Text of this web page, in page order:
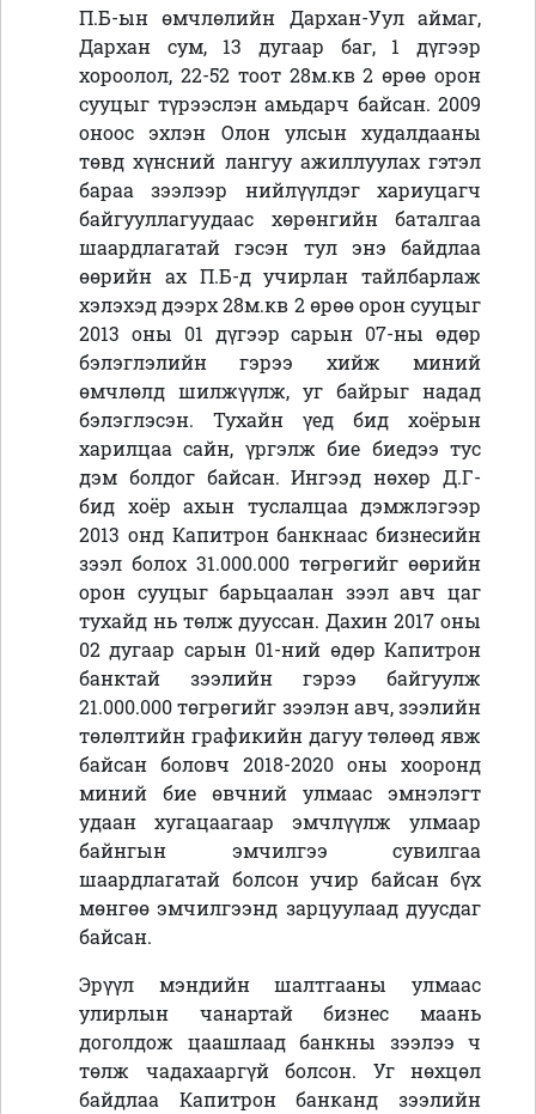
П.Б-ын өмчлөлийн Дархан-Уул аймаг,
Дархан сум, 13 дугаар баг, 1 дүгээр
хороолол, 22-52 тоот 28м.кв 2 өрөө орон
сууцыг түрээслэн амьдарч байсан. 2009
оноос эхлэн Олон улсын худалдааны
төвд хүнсний лангуу ажиллуулах гэтэл
бараа зээлээр нийлүүлдэг хариуцагч
байгууллагуудаас хөрөнгийн баталгаа
шаардлагатай гэсэн тул энэ байдлаа
өөрийн ах П.Б-д учирлан тайлбарлаж
хэлэхэд дээрх 28м.кв 2 өрөө орон сууцыг
2013 оны 01 дүгээр сарын 07-ны өдөр
бэлэглэлийн гэрээ хийж миний
өмчлөлд шилжүүлж, уг байрыг надад
бэлэглэсэн. Тухайн үед бид хоёрын
харилцаа сайн, үргэлж бие биедээ тус
дэм болдог байсан. Ингээд нөхөр Д.Г-
бид хоёр ахын туслалцаа дэмжлэгээр
2013 онд Капитрон банкнаас бизнесийн
зээл болох 31.000.000 төгрөгийг өөрийн
орон сууцыг барьцаалан зээл авч цаг
тухайд нь төлж дууссан. Дахин 2017 оны
02 дугаар сарын 01-ний өдөр Капитрон
банктай зээлийн гэрээ байгуулж
21.000.000 төгрөгийг зээлэн авч, зээлийн
төлөлтийн графикийн дагуу төлөөд явж
байсан боловч 2018-2020 оны хооронд
миний бие өвчний улмаас эмнэлэгт
удаан хугацаагаар эмчлүүлж улмаар
байнгын эмчилгээ сувилгаа
шаардлагатай болсон учир байсан бүх
мөнгөө эмчилгээнд зарцуулаад дуусдаг
байсан.
Эрүүл мэндийн шалтгааны улмаас
улирлын чанартай бизнес маань
доголдож цаашлаад банкны зээлээ ч
төлж чадахааргүй болсон. Уг нөхцөл
байдлаа Капитрон банканд зээлийн